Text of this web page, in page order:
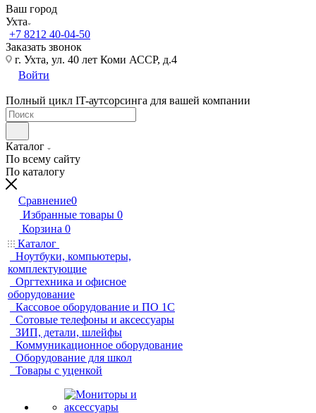
Ваш город
Ухта
+7 8212 40-04-50
Заказать звонок
г. Ухта, ул. 40 лет Коми АССР, д.4
Войти
Полный цикл IT-аутсорсинга для вашей компании
Каталог
По всему сайту
По каталогу
Сравнение0
Избранные товары 0
Корзина 0
Каталог
Ноутбуки, компьютеры,
комплектующие
Оргтехника и офисное
оборудование
Кассовое оборудование и ПО 1С
Сотовые телефоны и аксессуары
ЗИП, детали, шлейфы
Коммуникационное оборудование
Оборудование для школ
Товары с уценкой